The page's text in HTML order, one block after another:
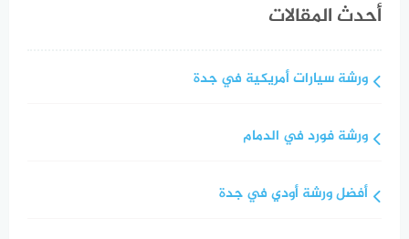
أحدث المقالات
ورشة سيارات أمريكية في جدة
ورشة فورد في الدمام
أفضل ورشة أودي في جدة